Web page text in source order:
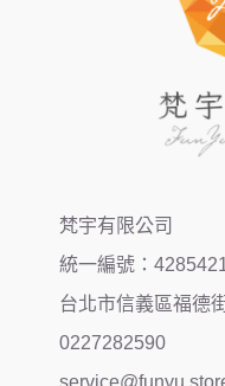
梵宇有限公司
統一編號：
台北市信義區福德
0227282590